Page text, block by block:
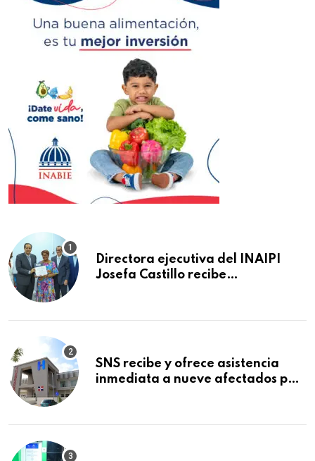
Directora ejecutiva del INAIPI
Josefa Castillo recibe
SNS recibe y ofrece asistencia
inmediata a nueve afectados por
Macorís